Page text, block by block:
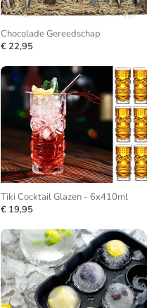
Chocolade Gereedschap
€ 22,95
Tiki Cocktail Glazen - 6x410ml
€ 19,95